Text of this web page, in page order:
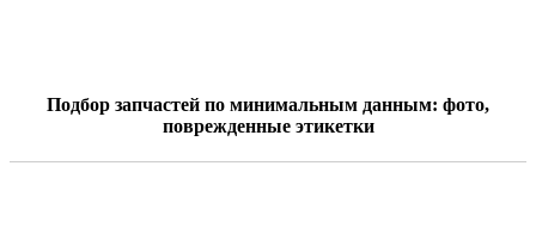
Подбор запчастей по минимальным данным: фото,
поврежденные этикетки